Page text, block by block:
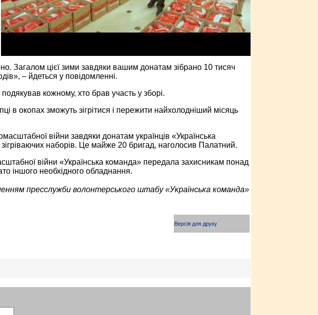
Загалом цієї зими завдяки вашим донатам зібрано 10 тисяч
– йдеться у повідомленні.
кожному, хто брав участь у зборі.
в окопах зможуть зігрітися і пережити найхолодніший місяць
війни завдяки донатам українців «Українська
наборів. Це майже 20 бригад, наголосив Палатний.
війни «Українська команда» передала захисникам понад
іншого необхідного обладнання.
пресслужби волонтерського штабу «Українська команда»
Версія для друку